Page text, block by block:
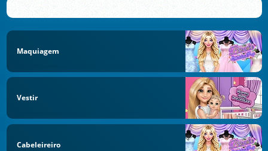
Maquiagem
Vestir
Cabeleireiro